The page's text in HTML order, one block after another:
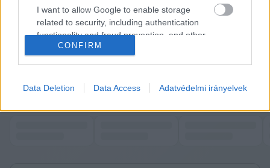
I want to allow Google to enable storage
related to security, including authentication
functionality and fraud prevention, and other
user protection.
CONFIRM
Data Deletion Data Access Adatvédelmi irányelvek
Debrecen melletti döntésére, mint ami a vállalat
történetének legjobb döntése volt” – fogalmazott
Szijjártó Péter.
ECSUP SHORTS Összes videó